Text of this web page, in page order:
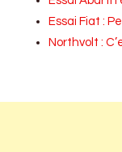
Essai Fiat :
Northvolt :